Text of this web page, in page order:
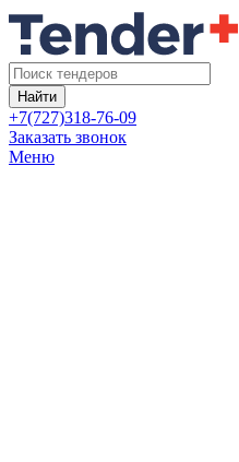
Найти
+7(727)318-76-09
Заказать звонок
Меню